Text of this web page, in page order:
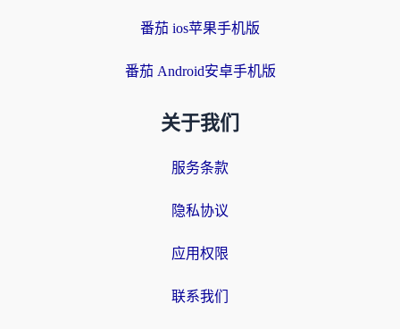
番茄 ios苹果手机版
番茄 Android安卓手机版
关于我们
服务条款
隐私协议
应用权限
联系我们